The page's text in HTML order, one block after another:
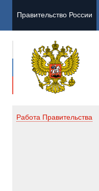
Правительство России
Работа Правительства